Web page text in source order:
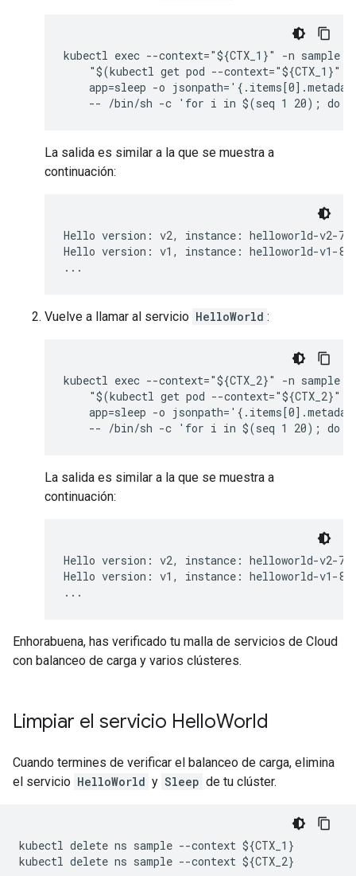
kubectl exec --context="${CTX_1}" -n sample
"$(kubectl get pod --context="${CTX_1}"
app=sleep -o
La salida es similar a la que se muestra a
continuación:
Hello version: v2, instance: helloworld-v2-
Hello version: v1, instance: helloworld-v1-
...
Vuelve a llamar al servicio HelloWorld :
kubectl exec --context="${CTX_2}" -n sample
"$(kubectl get pod --context="${CTX_2}"
app=sleep -o
La salida es similar a la que se muestra a
continuación:
Hello version: v2, instance: helloworld-v2-
Hello version: v1, instance: helloworld-v1-
...
Enhorabuena, has verificado tu malla de servicios de Cloud
con balanceo de carga y varios clústeres.
Limpiar el servicio HelloWorld
Cuando termines de verificar el balanceo de carga, elimina
el servicio HelloWorld y Sleep de tu clúster.
kubectl delete ns sample --context ${CTX_1}
kubectl delete ns sample --context ${CTX_2}